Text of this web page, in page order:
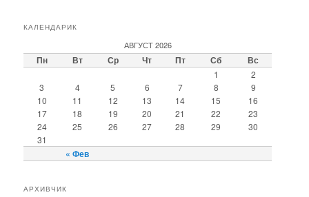
КАЛЕНДАРИК
АВГУСТ 2026
Пн Вт Ср Чт Пт Сб Вс
« Фев
1
2
3
4 5 6 7 8
9
10
11 12 13 14 15
16
17
18 19 20 21 22
23
24
25 26 27 28 29
30
31
АРХИВЧИК